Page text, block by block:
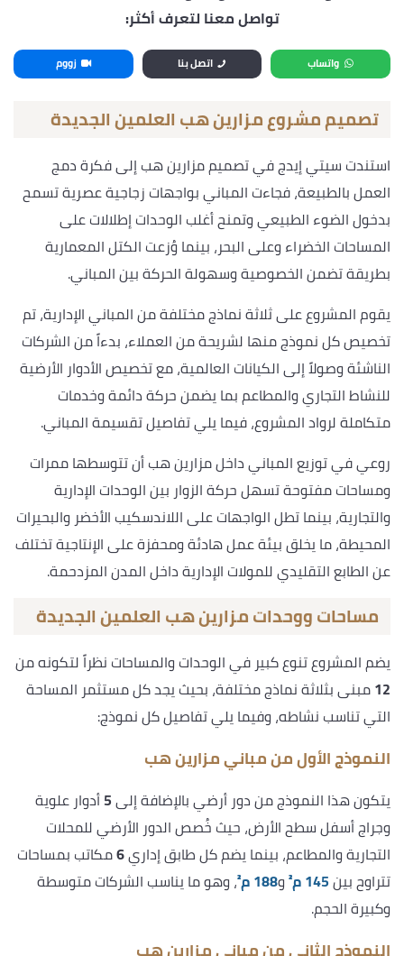
تواصل معنا لتعرف أكثر:
واتساب اتصل بنا زووم
تصميم مشروع مزارين هب العلمين الجديدة
استندت سيتي إيدج في تصميم مزارين هب إلى فكرة دمج
العمل بالطبيعة، فجاءت المباني بواجهات زجاجية عصرية تسمح
بدخول الضوء الطبيعي وتمنح أغلب الوحدات إطلالات على
المساحات الخضراء وعلى البحر، بينما وُزعت الكتل المعمارية
بطريقة تضمن الخصوصية وسهولة الحركة بين المباني.
يقوم المشروع على ثلاثة نماذج مختلفة من المباني الإدارية، تم
تخصيص كل نموذج منها لشريحة من العملاء، بدءاً من الشركات
الناشئة وصولاً إلى الكيانات العالمية، مع تخصيص الأدوار الأرضية
للنشاط التجاري والمطاعم بما يضمن حركة دائمة وخدمات
متكاملة لرواد المشروع، فيما يلي تفاصيل تقسيمة المباني.
روعي في توزيع المباني داخل مزارين هب أن تتوسطها ممرات
ومساحات مفتوحة تسهل حركة الزوار بين الوحدات الإدارية
والتجارية، بينما تطل الواجهات على اللاندسكيب الأخضر والبحيرات
المحيطة، ما يخلق بيئة عمل هادئة ومحفزة على الإنتاجية تختلف
عن الطابع التقليدي للمولات الإدارية داخل المدن المزدحمة.
مساحات ووحدات مزارين هب العلمين الجديدة
يضم المشروع تنوع كبير في الوحدات والمساحات نظراً لتكونه من
12مبنى بثلاثة نماذج مختلفة، بحيث يجد كل مستثمر المساحة
التي تناسب نشاطه، وفيما يلي تفاصيل كل نموذج:
النموذج الأول من مباني مزارين هب
يتكون هذا النموذج من دور أرضي بالإضافة إلى5أدوار علوية
وجراج أسفل سطح الأرض، حيث خُصص الدور الأرضي للمحلات
التجارية والمطاعم، بينما يضم كل طابق إداري6مكاتب بمساحات
تتراوح بين145 م² و188 م²
، وهو ما يناسب الشركات متوسطة
وكبيرة الحجم.